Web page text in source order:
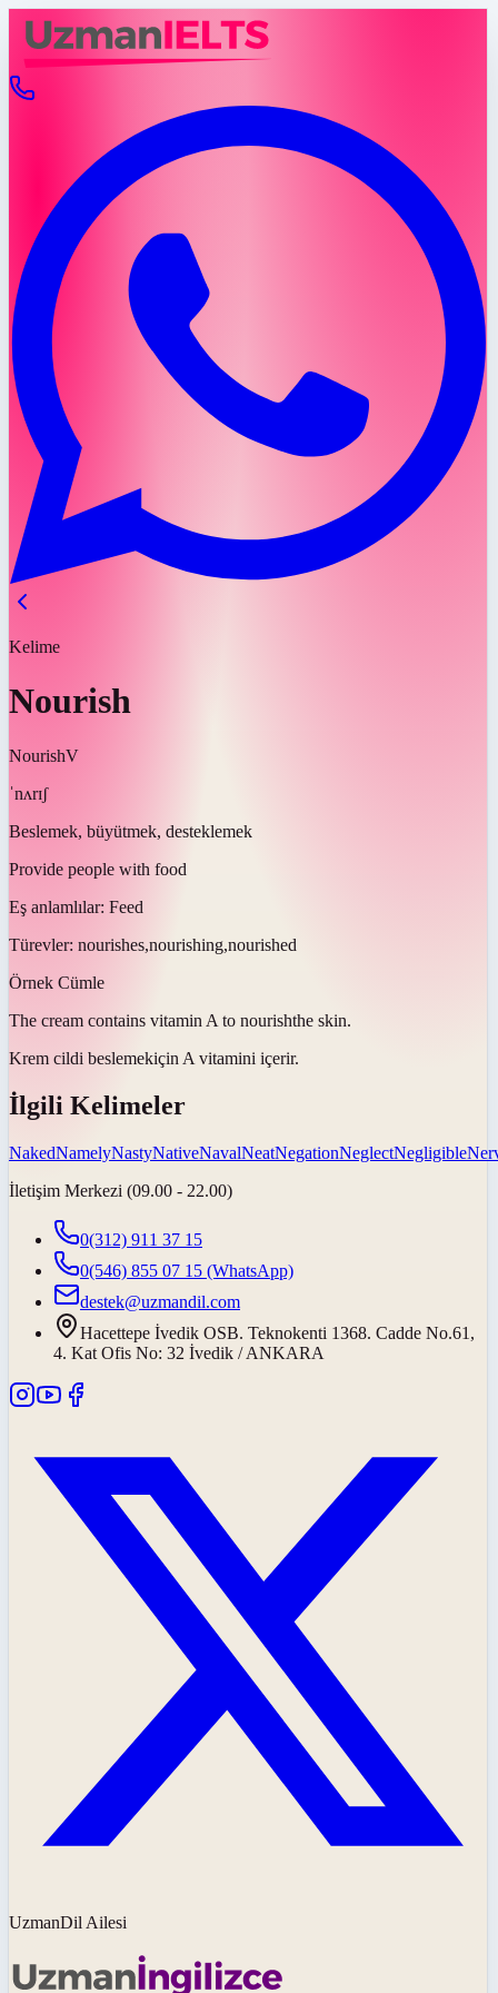
Kelime
Nourish
NourishV
ˈnʌrɪʃ
Beslemek, büyütmek, desteklemek
Provide people with food
Eş anlamlılar: Feed
Türevler: nourishes,nourishing,nourished
Örnek Cümle
The cream contains vitamin A to nourishthe skin.
Krem cildi beslemekiçin A vitamini içerir.
İlgili Kelimeler
NakedNamelyNastyNativeNavalNeatNegationNeglectNegligible
İletişim Merkezi (09.00 - 22.00)
0(312) 911 37 15
0(546) 855 07 15 (WhatsApp)
destek@uzmandil.com
Hacettepe İvedik OSB. Teknokenti 1368. Cadde No.61,
4. Kat Ofis No: 32 İvedik / ANKARA
UzmanDil Ailesi